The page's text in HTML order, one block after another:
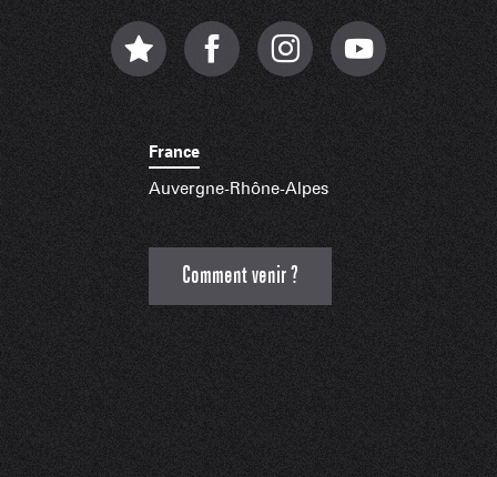
France
Auvergne-Rhône-Alpes
Comment venir ?